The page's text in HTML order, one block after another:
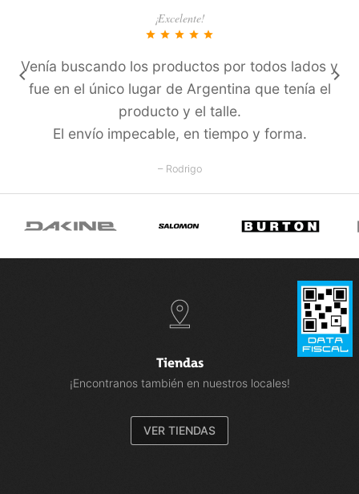
¡Excelente!
star star star star star
Venía buscando los productos por todos lados y
fue en el único lugar de Argentina que tení­a el
producto y el talle.
El enví­o impecable, en tiempo y forma.
– Rodrigo
keyboard_arrow_left keyboard_arrow_right
Tiendas
¡Encontranos también en nuestros locales!
VER TIENDAS